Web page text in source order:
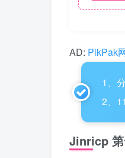
AD: PikPak
1、
2、
Jinricp 第